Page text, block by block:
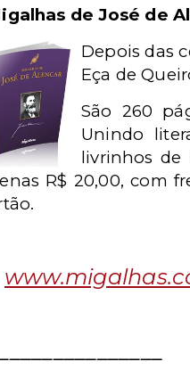
de José de
Depois das
Eça de
São 260
Unindo
livrinhos de
R$ 20,00, com